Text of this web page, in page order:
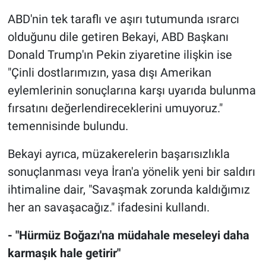
ABD'nin tek taraflı ve aşırı tutumunda ısrarcı
olduğunu dile getiren Bekayi, ABD Başkanı
Donald Trump'ın Pekin ziyaretine ilişkin ise
"Çinli dostlarımızın, yasa dışı Amerikan
eylemlerinin sonuçlarına karşı uyarıda bulunma
fırsatını değerlendireceklerini umuyoruz."
temennisinde bulundu.
Bekayi ayrıca, müzakerelerin başarısızlıkla
sonuçlanması veya İran'a yönelik yeni bir saldırı
ihtimaline dair, "Savaşmak zorunda kaldığımız
her an savaşacağız." ifadesini kullandı.
- "Hürmüz Boğazı'na müdahale meseleyi daha
karmaşık hale getirir"